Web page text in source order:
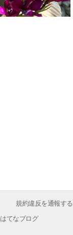
規約違反を通報する
はてなブログ